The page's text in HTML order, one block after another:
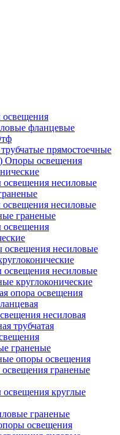
фланцевые
прямостоечные
освещения
несиловые
несиловые
граненые
несиловые
несиловые
круглоконические
опора освещения
несиловая
трубчатая
граненые
опоры освещения
граненые
круглые
граненые
освещения